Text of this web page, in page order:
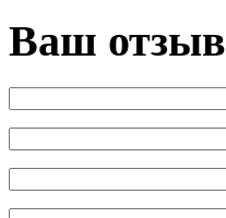
Ваш отзыв